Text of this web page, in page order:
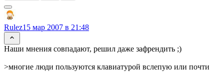
Rulez15 мар 2007 в 21:48
Наши мнения совпадают, решил даже зафрендить ;)
>многие люди пользуются клавиатурой вслепую или почти